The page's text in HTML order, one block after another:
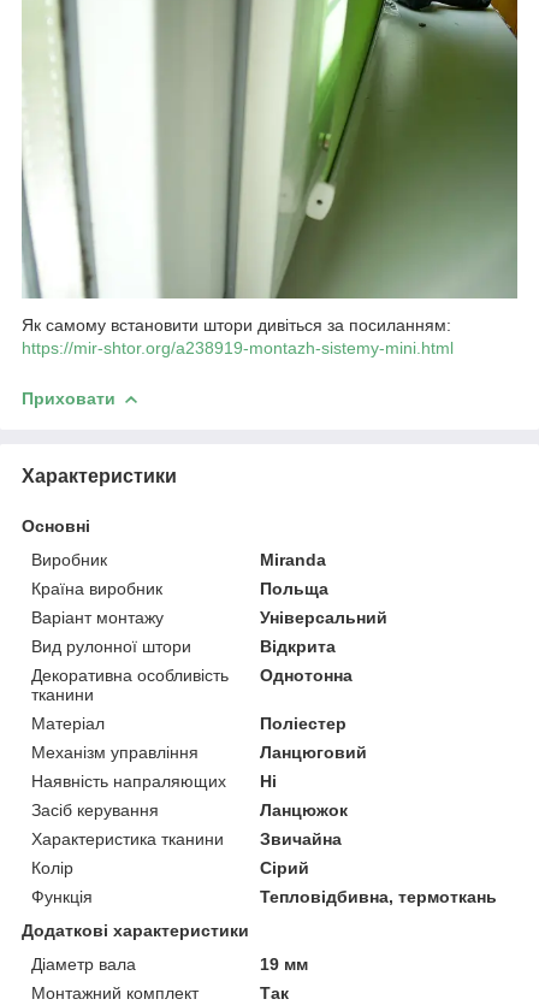
Як самому встановити штори дивіться за посиланням:
https://mir-shtor.org/a238919-montazh-sistemy-mini.html
Приховати
Характеристики
Основні
Виробник
Miranda
Країна виробник
Польща
Варіант монтажу
Універсальний
Вид рулонної штори
Відкрита
Декоративна особливість
тканини
Однотонна
Матеріал
Поліестер
Механізм управління
Ланцюговий
Наявність напраляющих
Ні
Засіб керування
Ланцюжок
Характеристика тканини
Звичайна
Колір
Сірий
Функція
Тепловідбивна, термоткань
Додаткові характеристики
Діаметр вала
19 мм
Монтажний комплект
Так